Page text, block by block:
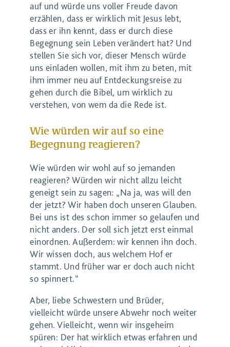
auf und würde uns voller Freude davon
erzählen, dass er wirklich mit Jesus lebt,
dass er ihn kennt, dass er durch diese
Begegnung sein Leben verändert hat? Und
stellen Sie sich vor, dieser Mensch würde
uns einladen wollen, mit ihm zu beten, mit
ihm immer neu auf Entdeckungsreise zu
gehen durch die Bibel, um wirklich zu
verstehen, von wem da die Rede ist.
Wie würden wir auf so eine
Begegnung reagieren?
Wie würden wir wohl auf so jemanden
reagieren? Würden wir nicht allzu leicht
geneigt sein zu sagen: „Na ja, was will den
der jetzt? Wir haben doch unseren Glauben.
Bei uns ist des schon immer so gelaufen und
nicht anders. Der soll sich jetzt erst einmal
einordnen. Außerdem: wir kennen ihn doch.
Wir wissen doch, aus welchem Hof er
stammt. Und früher war er doch auch nicht
so spinnert.“
Aber, liebe Schwestern und Brüder,
vielleicht würde unsere Abwehr noch weiter
gehen. Vielleicht, wenn wir insgeheim
spüren: Der hat wirklich etwas erfahren und